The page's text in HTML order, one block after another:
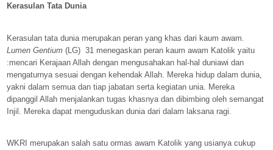
Kerasulan Tata Dunia
Kerasulan tata dunia merupakan peran yang khas dari kaum awam.
Lumen Gentium (LG) 31 menegaskan peran kaum awam Katolik yaitu
:mencari Kerajaan Allah dengan mengusahakan hal-hal duniawi dan
mengaturnya sesuai dengan kehendak Allah. Mereka hidup dalam dunia,
yakni dalam semua dan tiap jabatan serta kegiatan unia. Mereka
dipanggil Allah menjalankan tugas khasnya dan dibimbing oleh semangat
Injil. Mereka dapat menguduskan dunia dari dalam laksana ragi.
WKRI merupakan salah satu ormas awam Katolik yang usianya cukup